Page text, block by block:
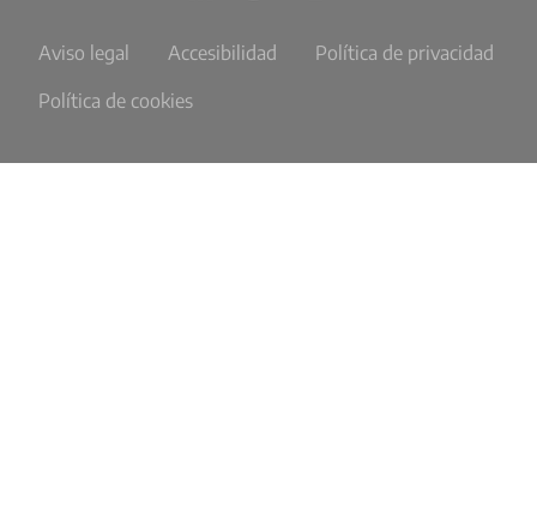
Aviso legal Accesibilidad
Política de privacidad
Política de cookies